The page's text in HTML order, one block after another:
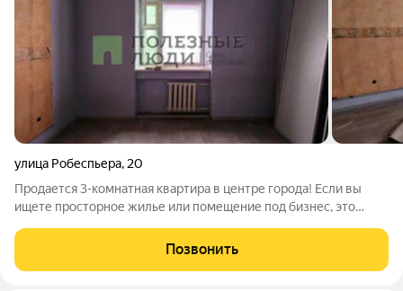
улица Робеспьера, 20
Продается 3-комнатная квартира в центре города! Если вы
ищете просторное жилье или помещение под бизнес, это
проживания, так и для инвестиций. Она продается без
ремонта, что дает вам возможность
Позвонить